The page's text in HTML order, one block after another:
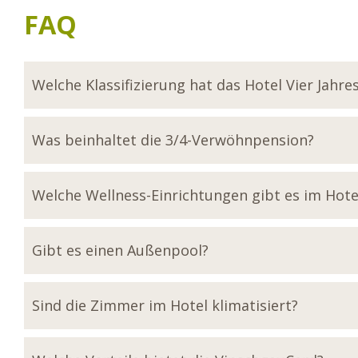
FAQ
Welche Klassifizierung hat das Hotel Vier
Was beinhaltet die 3/4-Verwöhnpension?
Welche Wellness-Einrichtungen gibt es im
Gibt es einen Außenpool?
Sind die Zimmer im Hotel klimatisiert?